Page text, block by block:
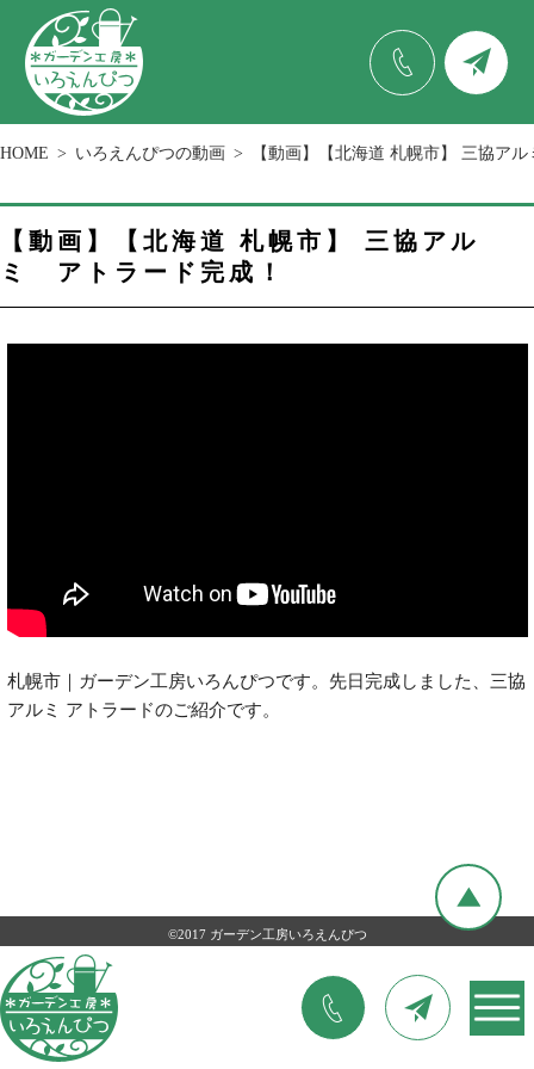
HOME いろえんぴつの動画 【動画】【北海道 札幌市】 三協ア
【動画】【北海道 札幌市】 三協アル
ミ アトラード完成！
札幌市｜ガーデン工房いろんぴつです。先日完成しました、三協
アルミ アトラードのご紹介です。
©2017 ガーデン工房いろえんぴつ